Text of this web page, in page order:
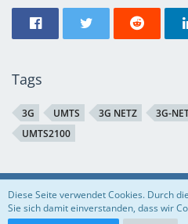
Tags
3G UMTS 3G NETZ 3G-
UMTS2100
Regeln Datenschutzerklärung
Diese Seite verwendet Cookies. Durch
Sie sich damit einverstanden, dass wir